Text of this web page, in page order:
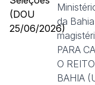
da
PARA
O
BAHIA